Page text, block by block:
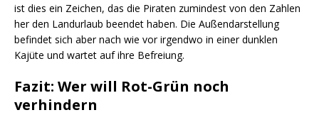
ist dies ein Zeichen, das die Piraten zumindest von den Zahlen
her den Landurlaub beendet haben. Die Außendarstellung
befindet sich aber nach wie vor irgendwo in einer dunklen
Kajüte und wartet auf ihre Befreiung.
Fazit: Wer will Rot-Grün noch
verhindern